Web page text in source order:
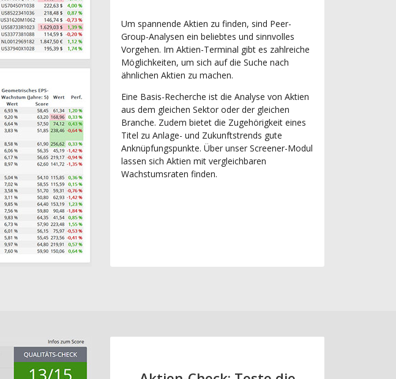
Um spannende Aktien zu finden, sind Peer-
Group-Analysen ein beliebtes und sinnvolles
Vorgehen. Im Aktien-Terminal gibt es zahlreiche
Möglichkeiten, um sich auf die Suche nach
ähnlichen Aktien zu machen.
Eine Basis-Recherche ist die Analyse von Aktien
aus dem gleichen Sektor oder der gleichen
Branche. Zudem bietet die Zugehörigkeit eines
Titel zu Anlage- und Zukunftstrends gute
Anknüpfungspunkte. Über unser Screener-Modul
lassen sich Aktien mit vergleichbaren
Wachstumsraten finden.